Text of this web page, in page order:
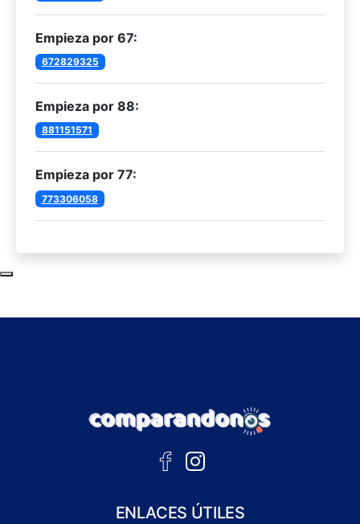
Empieza por 67:
672829325
Empieza por 88:
881151571
Empieza por 77:
773306058
ENLACES ÚTILES